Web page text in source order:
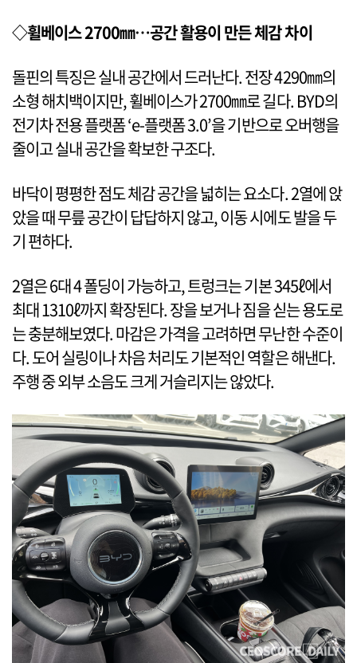
◇휠베이스 2700㎜…공간 활용이 만든 체감 차이
돌핀의 특징은 실내 공간에서 드러난다. 전장 4290㎜의
소형 해치백이지만, 휠베이스가 2700㎜로 길다. BYD의
전기차 전용 플랫폼 ‘e-플랫폼 3.0’을 기반으로 오버행을
줄이고 실내 공간을 확보한 구조다.
바닥이 평평한 점도 체감 공간을 넓히는 요소다. 2열에 앉
았을 때 무릎 공간이 답답하지 않고, 이동 시에도 발을 두
기 편하다.
2열은 6대 4 폴딩이 가능하고, 트렁크는 기본 345ℓ에서
최대 1310ℓ까지 확장된다. 장을 보거나 짐을 싣는 용도로
는 충분해보였다. 마감은 가격을 고려하면 무난한 수준이
다. 도어 실링이나 차음 처리도 기본적인 역할은 해낸다.
주행 중 외부 소음도 크게 거슬리지는 않았다.